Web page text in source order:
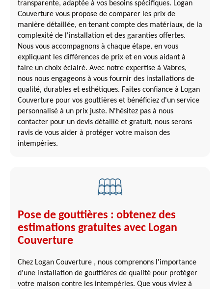
transparente, adaptée à vos besoins spécifiques. Logan
Couverture vous propose de comparer les prix de
manière détaillée, en tenant compte des matériaux, de la
complexité de l'installation et des garanties offertes.
Nous vous accompagnons à chaque étape, en vous
expliquant les différences de prix et en vous aidant à
faire un choix éclairé. Avec notre expertise à Vabres,
nous nous engageons à vous fournir des installations de
qualité, durables et esthétiques. Faites confiance à Logan
Couverture pour vos gouttières et bénéficiez d'un service
personnalisé à un prix juste. N'hésitez pas à nous
contacter pour un devis détaillé et gratuit, nous serons
ravis de vous aider à protéger votre maison des
intempéries.
Pose de gouttières : obtenez des
estimations gratuites avec Logan
Couverture
Chez Logan Couverture , nous comprenons l'importance
d'une installation de gouttières de qualité pour protéger
votre maison contre les intempéries. Que vous viviez à